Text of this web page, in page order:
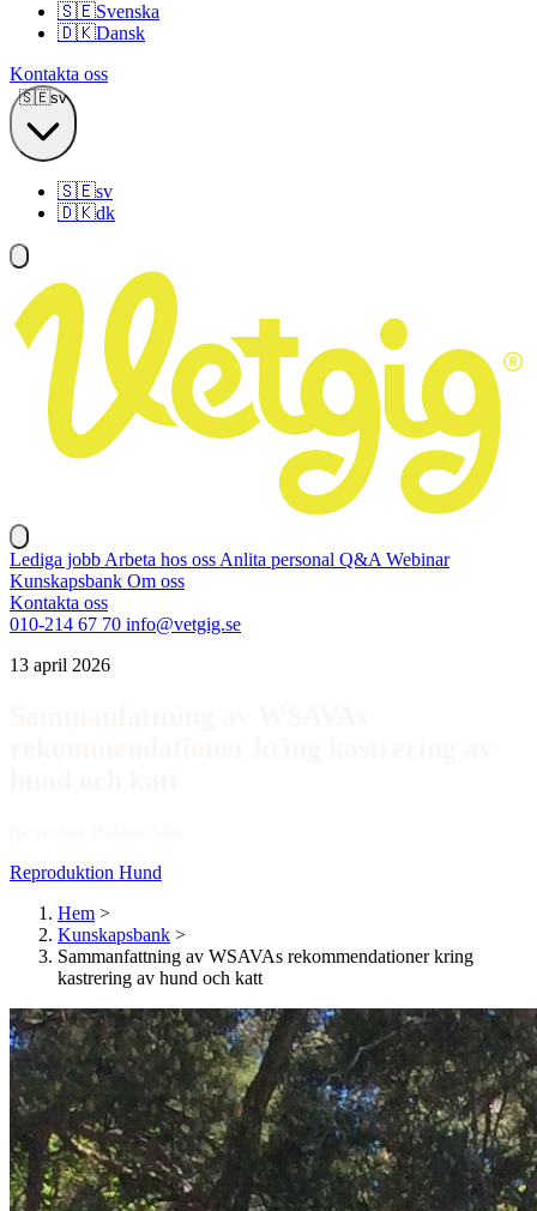
🇸🇪Svenska
🇩🇰Dansk
Kontakta oss
🇸🇪sv
🇸🇪sv
🇩🇰dk
Lediga jobb Arbeta hos oss Anlita personal Q&A Webinar
Kunskapsbank Om oss
Kontakta oss
010-214 67 70 info@vetgig.se
13 april 2026
Reproduktion Hund
Hem >
Kunskapsbank >
Sammanfattning av WSAVAs rekommendationer kring
kastrering av hund och katt